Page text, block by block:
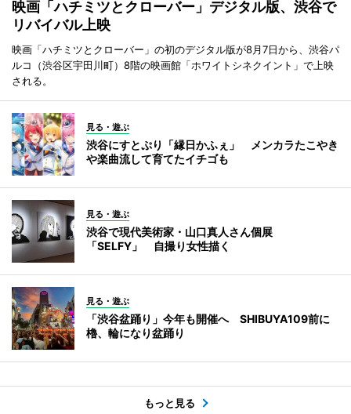
映画「ハチミツとクローバー」デジタル版、渋谷で
リバイバル上映
映画「ハチミツとクローバー」の初のデジタル版が8月7日から、渋谷パ
ルコ（渋谷区宇田川町）8階の映画館「ホワイトシネクイント」で上映
される。
見る・遊ぶ
渋谷にすとぷり「縁日かふぇ」 メンカラたこやき
や楽曲流して育てたイチゴも
見る・遊ぶ
渋谷で現代美術家・山口真人さん個展
「SELFY」 自撮り女性描く
見る・遊ぶ
「渋谷盆踊り」今年も開催へ SHIBUYA109前に
櫓、輪になり盆踊り
もっと見る